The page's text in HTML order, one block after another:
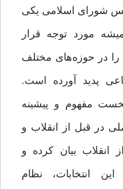
شورای اسلامی یکی
مورد توجه قرار
در حوزه‌های مختلف
پدید آورده است.
مفهوم و پیشینه‌
در قبل از انقلاب و
انقلاب بیان کرده و
انتخابات، نظام